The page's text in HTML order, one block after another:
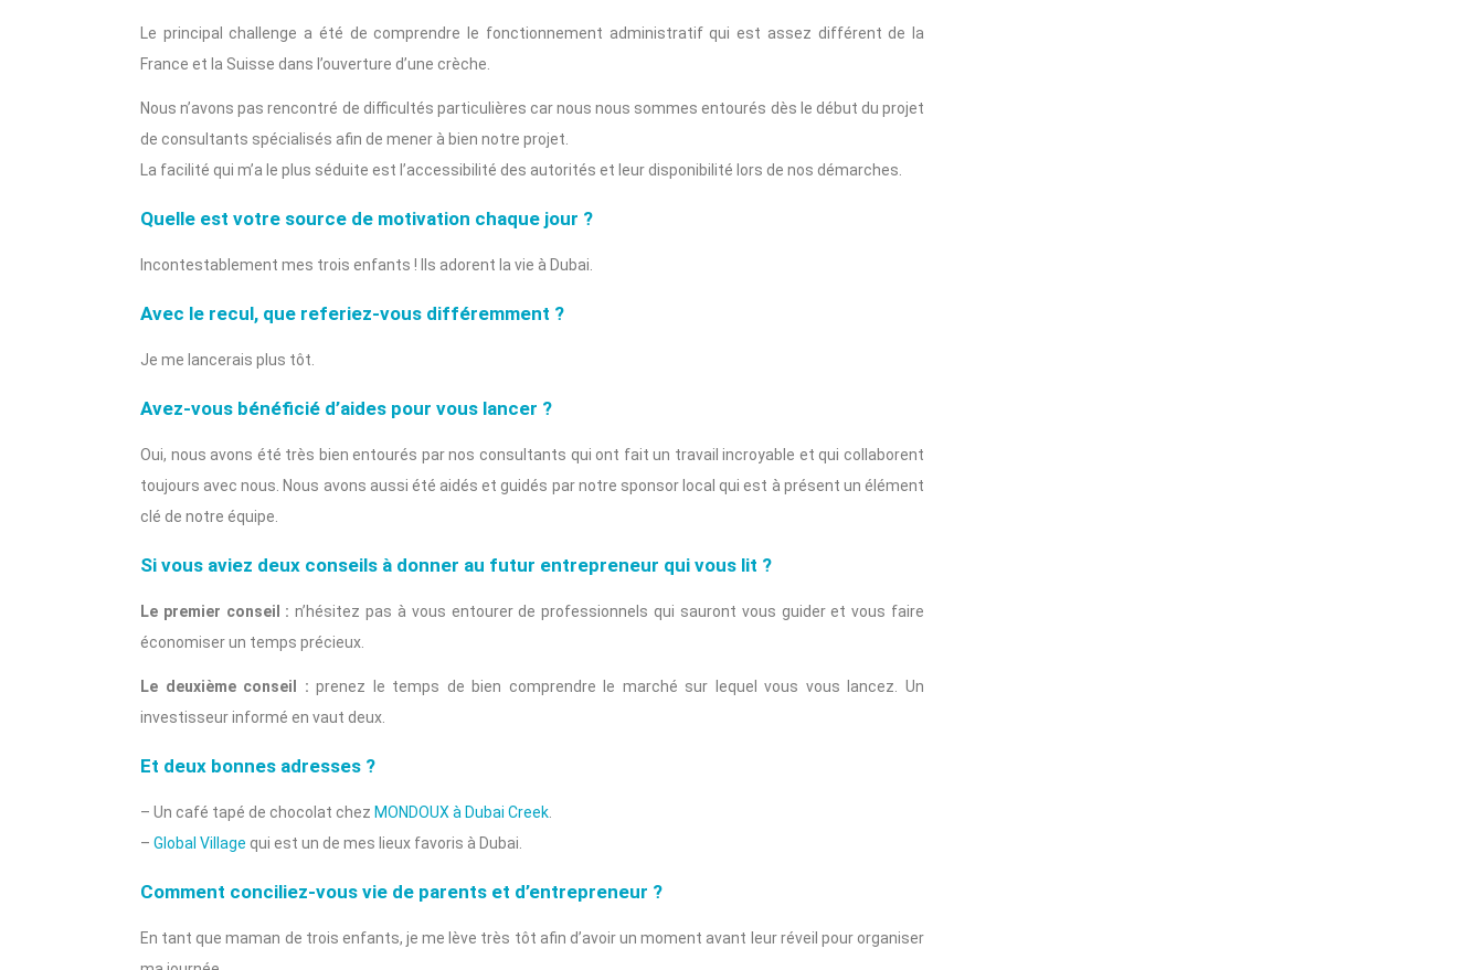
Le principal challenge a été de comprendre le fonctionnement administratif qui est assez différent de la
France et la Suisse dans l’ouverture d’une crèche.
Nous n’avons pas rencontré de difficultés particulières car nous nous sommes entourés dès le début du projet
de consultants spécialisés afin de mener à bien notre projet.
La facilité qui m’a le plus séduite est l’accessibilité des autorités et leur disponibilité lors de nos démarches.
Quelle est votre source de motivation chaque jour ?
Incontestablement mes trois enfants ! Ils adorent la vie à Dubai.
Avec le recul, que referiez-vous différemment ?
Je me lancerais plus tôt.
Avez-vous bénéficié d’aides pour vous lancer ?
Oui, nous avons été très bien entourés par nos consultants qui ont fait un travail incroyable et qui collaborent
toujours avec nous. Nous avons aussi été aidés et guidés par notre sponsor local qui est à présent un élément
clé de notre équipe.
Si vous aviez deux conseils à donner au futur entrepreneur qui vous lit ?
Le premier conseil :n’hésitez pas à vous entourer de professionnels qui sauront vous guider et vous faire
économiser un temps précieux.
Le deuxième conseil : prenez le temps de bien comprendre le marché sur lequel vous vous lancez. Un
investisseur informé en vaut deux.
Et deux bonnes adresses ?
– Un café tapé de chocolat chez MONDOUX à Dubai Creek
– Global Village qui est un de mes lieux favoris à Dubai.
Comment conciliez-vous vie de parents et d’entrepreneur ?
En tant que maman de trois enfants, je me lève très tôt afin d’avoir un moment avant leur réveil pour organiser